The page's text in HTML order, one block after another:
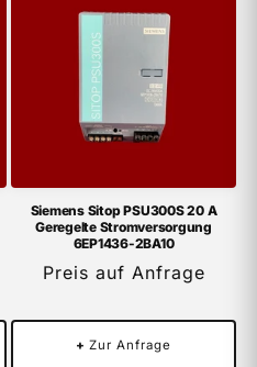
Siemens Sitop PSU300S 20 A
Geregelte Stromversorgung
6EP1436-2BA10
Preis auf Anfrage
+ Zur Anfrage